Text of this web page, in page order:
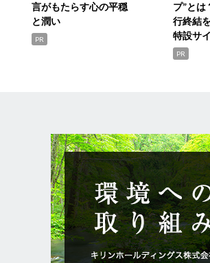
言がもたらす心の平穏
と潤い
PR
プ”と
行終結
特設サ
PR